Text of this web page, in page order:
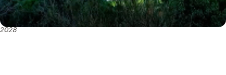
Os pontos-chave do investimento do nosso Plano Estratégico 2025-
2028